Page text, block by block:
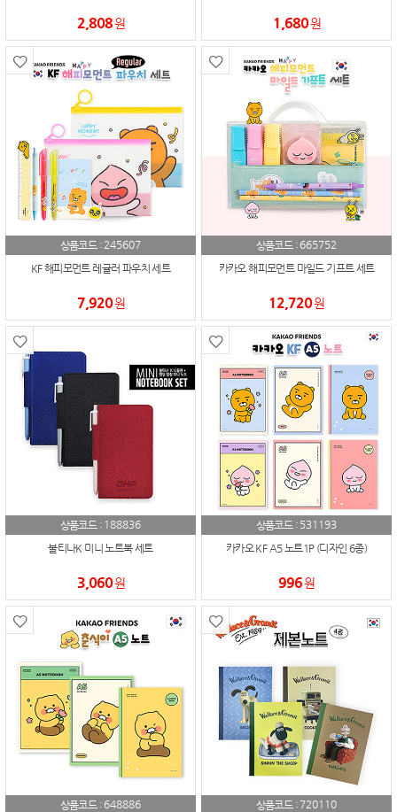
2,808원 1,680원
상품코드 :245607
KF 해피모먼트 레귤러 파우치 세트
7,920원
상품코드 : 665752
카카오 해피모먼트 마일드 기프트 세트
12,720원
상품코드 : 188836
불티나K 미니 노트북 세트
3,060원
상품코드 : 531193
카카오 KF A5 노트1P (디자인 6종)
996원
상품코드 : 648886
상품코드 : 720110